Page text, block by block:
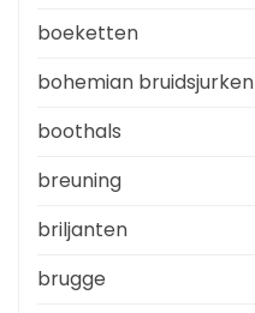
boeketten
bohemian bruidsjurken
boothals
breuning
briljanten
brugge